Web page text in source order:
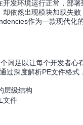
发环境运行正常，部
依然出现模块加载失
作为一款现代化
词足以让每个开发者
过深度解析PE文件格式
层级结构
文件